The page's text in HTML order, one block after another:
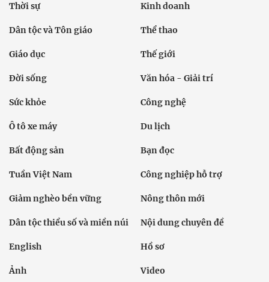
Thời sự Kinh doanh
Dân tộc và Tôn giáo Thể thao
Giáo dục Thế giới
Đời sống Văn hóa - Giải trí
Sức khỏe Công nghệ
Ô tô xe máy Du lịch
Bất động sản Bạn đọc
Tuần Việt Nam Công nghiệp hỗ trợ
Giảm nghèo bền vững Nông thôn mới
Dân tộc thiểu số và miền núi Nội dung chuyên đề
English Hồ sơ
Ảnh Video